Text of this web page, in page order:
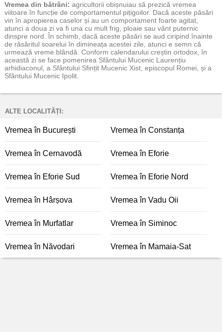
Vremea din bătrâni: agricultorii obișnuiau să prezică vremea
viitoare în funcție de comportamentul pițigoilor. Dacă aceste păsări
vin în apropierea caselor și au un comportament foarte agitat,
atunci a doua zi va fi una cu mult frig, ploaie sau vânt puternic
dinspre nord. În schimb, dacă aceste păsări se aud ciripind înainte
de răsăritul soarelui în dimineața acestei zile, atunci e semn că
urmează vreme blândă. Conform calendarului creștin ortodox, în
această zi se face pomenirea Sfântului Mucenic Laurențiu
arhidiaconul, a Sfântului Sfințit Mucenic Xist, episcopul Romei, și a
Sfântului Mucenic Ipolit.
ALTE LOCALITĂȚI:
Vremea în București Vremea în Constanța
Vremea în Cernavodă Vremea în Eforie
Vremea în Eforie Sud Vremea în Eforie Nord
Vremea în Hârșova Vremea în Vadu Oii
Vremea în Murfatlar Vremea în Siminoc
Vremea în Năvodari Vremea în Mamaia-Sat